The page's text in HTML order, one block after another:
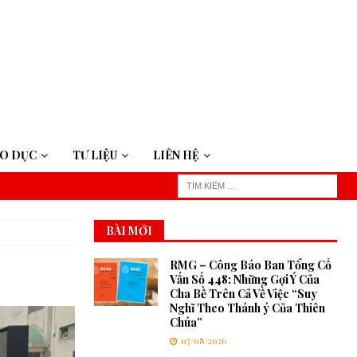
DỤC TƯ LIỆU LIÊN HỆ
BÀI MỚI
RMG – Công Báo Ban Tổng Cố
Vấn Số 448: Những Gợi Ý Của
Cha Bề Trên Cả Về Việc “Suy
Nghĩ Theo Thánh ý Của Thiên
Chúa”
07/08/2026